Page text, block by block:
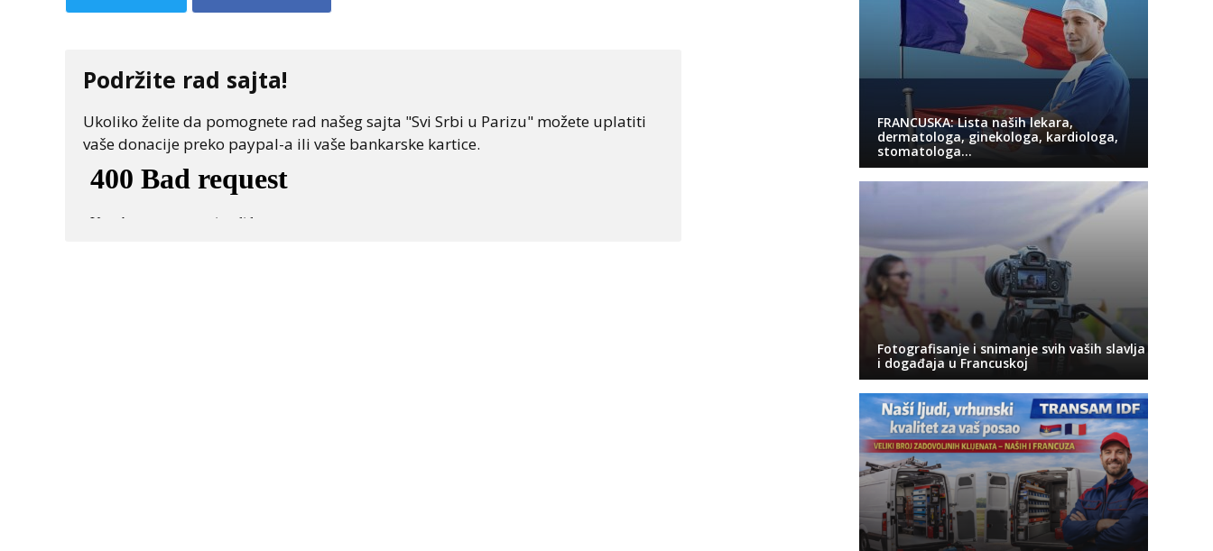
Podržite rad sajta!
Ukoliko želite da pomognete rad našeg sajta "Svi Srbi u Parizu" možete uplatiti
vaše donacije preko paypal-a ili vaše bankarske kartice.
FRANCUSKA: Lista naših lekara,
dermatologa, ginekologa, kardiologa,
stomatologa…
Fotografisanje i snimanje svih vaših slavlja
i događaja u Francuskoj